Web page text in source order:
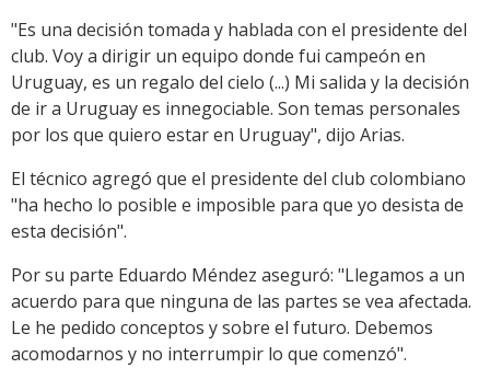
"Es una decisión tomada y hablada con el presidente del
club. Voy a dirigir un equipo donde fui campeón en
Uruguay, es un regalo del cielo (...) Mi salida y la decisión
de ir a Uruguay es innegociable. Son temas personales
por los que quiero estar en Uruguay", dijo Arias.
El técnico agregó que el presidente del club colombiano
"ha hecho lo posible e imposible para que yo desista de
esta decisión".
Por su parte Eduardo Méndez aseguró: "Llegamos a un
acuerdo para que ninguna de las partes se vea afectada.
Le he pedido conceptos y sobre el futuro. Debemos
acomodarnos y no interrumpir lo que comenzó".